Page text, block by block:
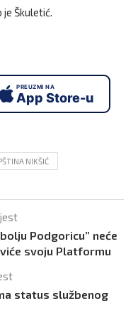
je Škuletić.
PREUZMI NA
App Store-u
NIKŠIĆ
Podgoricu” neće
svoju Platformu
status službenog